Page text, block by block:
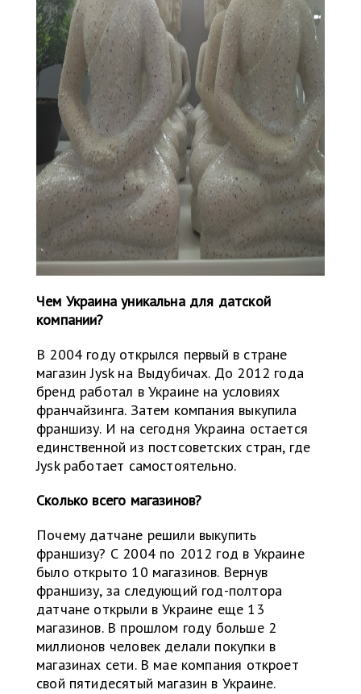
Чем Украина уникальна для датской
компании?
В 2004 году открылся первый в стране
магазин Jysk на Выдубичах. До 2012 года
бренд работал в Украине на условиях
франчайзинга. Затем компания выкупила
франшизу. И на сегодня Украина остается
единственной из постсоветских стран, где
Jysk работает самостоятельно.
Сколько всего магазинов?
Почему датчане решили выкупить
франшизу? С 2004 по 2012 год в Украине
было открыто 10 магазинов. Вернув
франшизу, за следующий год-полтора
датчане открыли в Украине еще 13
магазинов. В прошлом году больше 2
миллионов человек делали покупки в
магазинах сети. В мае компания откроет
свой пятидесятый магазин в Украине.